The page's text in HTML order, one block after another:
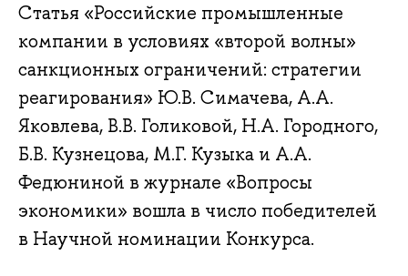
Статья «Российские промышленные
компании в условиях «второй волны»
санкционных ограничений: стратегии
реагирования» Ю.В. Симачева, А.А.
Яковлева, В.В. Голиковой, Н.А. Городного,
Б.В. Кузнецова, М.Г. Кузыка и А.А.
Федюниной в журнале «Вопросы
экономики» вошла в число победителей
в Научной номинации Конкурса.